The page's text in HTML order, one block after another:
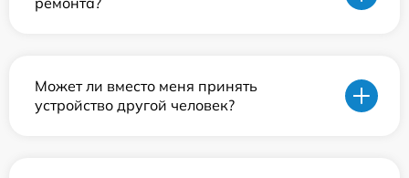
Может ли вместо меня принять
устройство другой человек?